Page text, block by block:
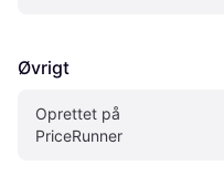
Øvrigt
Oprettet på
PriceRunner